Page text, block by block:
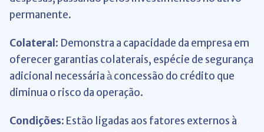
permanente.
Colateral: Demonstra a capacidade da empresa em
oferecer garantias colaterais, espécie de segurança
adicional necessária à̀ concessão do crédito que
diminua o risco da operação.
Condições: Estão ligadas aos fatores externos à